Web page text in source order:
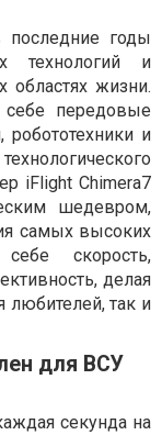
годы
технологий и
жизни.
передовые
и
iFlight Chimera7
шедевром,
самых высоких
скорость,
делая
так и
для ВСУ
секунда на